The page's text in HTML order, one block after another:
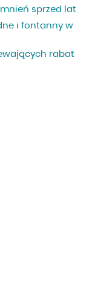
sprzed lat
i fontanny w
rabat